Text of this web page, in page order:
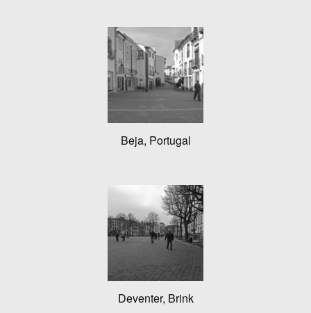
Beja, Portugal
Deventer, Brink